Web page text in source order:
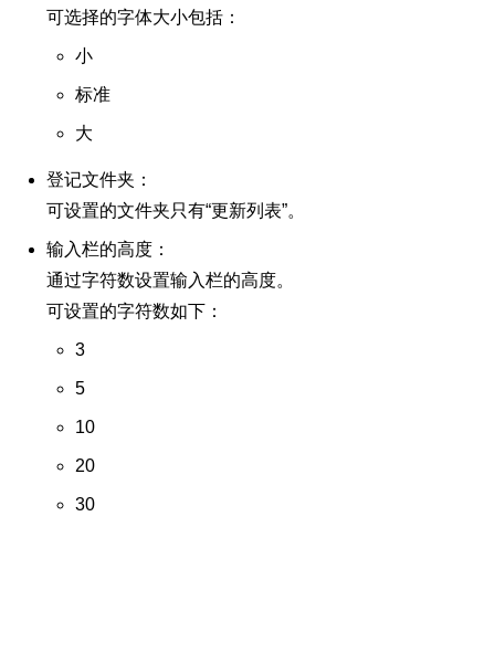
可选择的字体大小包括：
小
标准
大
登记文件夹：
可设置的文件夹只有“更新列表”。
输入栏的高度：
通过字符数设置输入栏的高度。
可设置的字符数如下：
3
5
10
20
30